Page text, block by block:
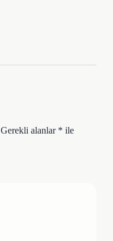
Gerekli alanlar * ile